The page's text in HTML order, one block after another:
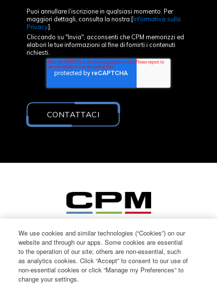
Puoi annullare l’iscrizione in qualsiasi momento. Per
maggiori dettagli, consulta la nostra [Informativa sulla
Privacy].
Cliccando su "Invia", acconsenti che CPM memorizzi ed
elabori le tue informazioni al fine di fornirti i contenuti
richiesti.
We use cookies and similar technologies (“Cookies”) on our
website and through our apps. Some cookies are essential
to the operation of our site; others are non-essential, such
as analytics cookies. Click “Accept” to consent to our use of
non-essential cookies or click “Manage my Preferences” to
change your settings.